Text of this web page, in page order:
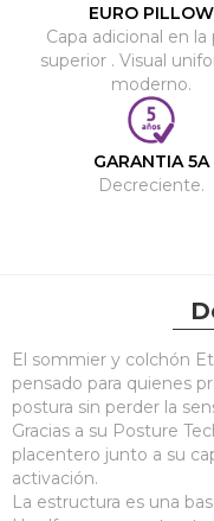
EURO PILLOW
Capa adicional en la
superior . Visual
moderno.
GARANTIA 5A
Decreciente.
El sommier y colchón
pensado para quienes
postura sin perder la
Gracias a su Posture
placentero junto a su
activación.
La estructura es una